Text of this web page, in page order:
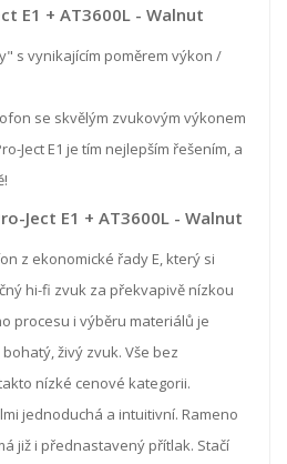
E1 + AT3600L - Walnut
s vynikajícím poměrem výkon /
se skvělým zvukovým výkonem
Ject E1 je tím nejlepším řešením, a
Ject E1 + AT3600L - Walnut
z ekonomické řady E, který si
hi-fi zvuk za překvapivě nízkou
procesu i výběru materiálů je
živý zvuk. Vše bez
nízké cenové kategorii.
jednoduchá a intuitivní. Rameno
již i přednastavený přítlak. Stačí